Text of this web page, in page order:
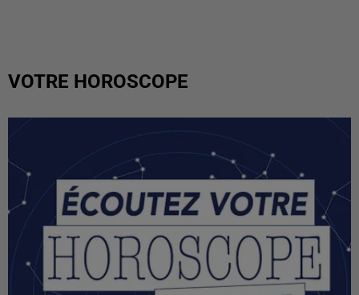
VOTRE HOROSCOPE